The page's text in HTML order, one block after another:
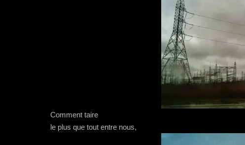
Comment taire
le plus que tout entre nous,